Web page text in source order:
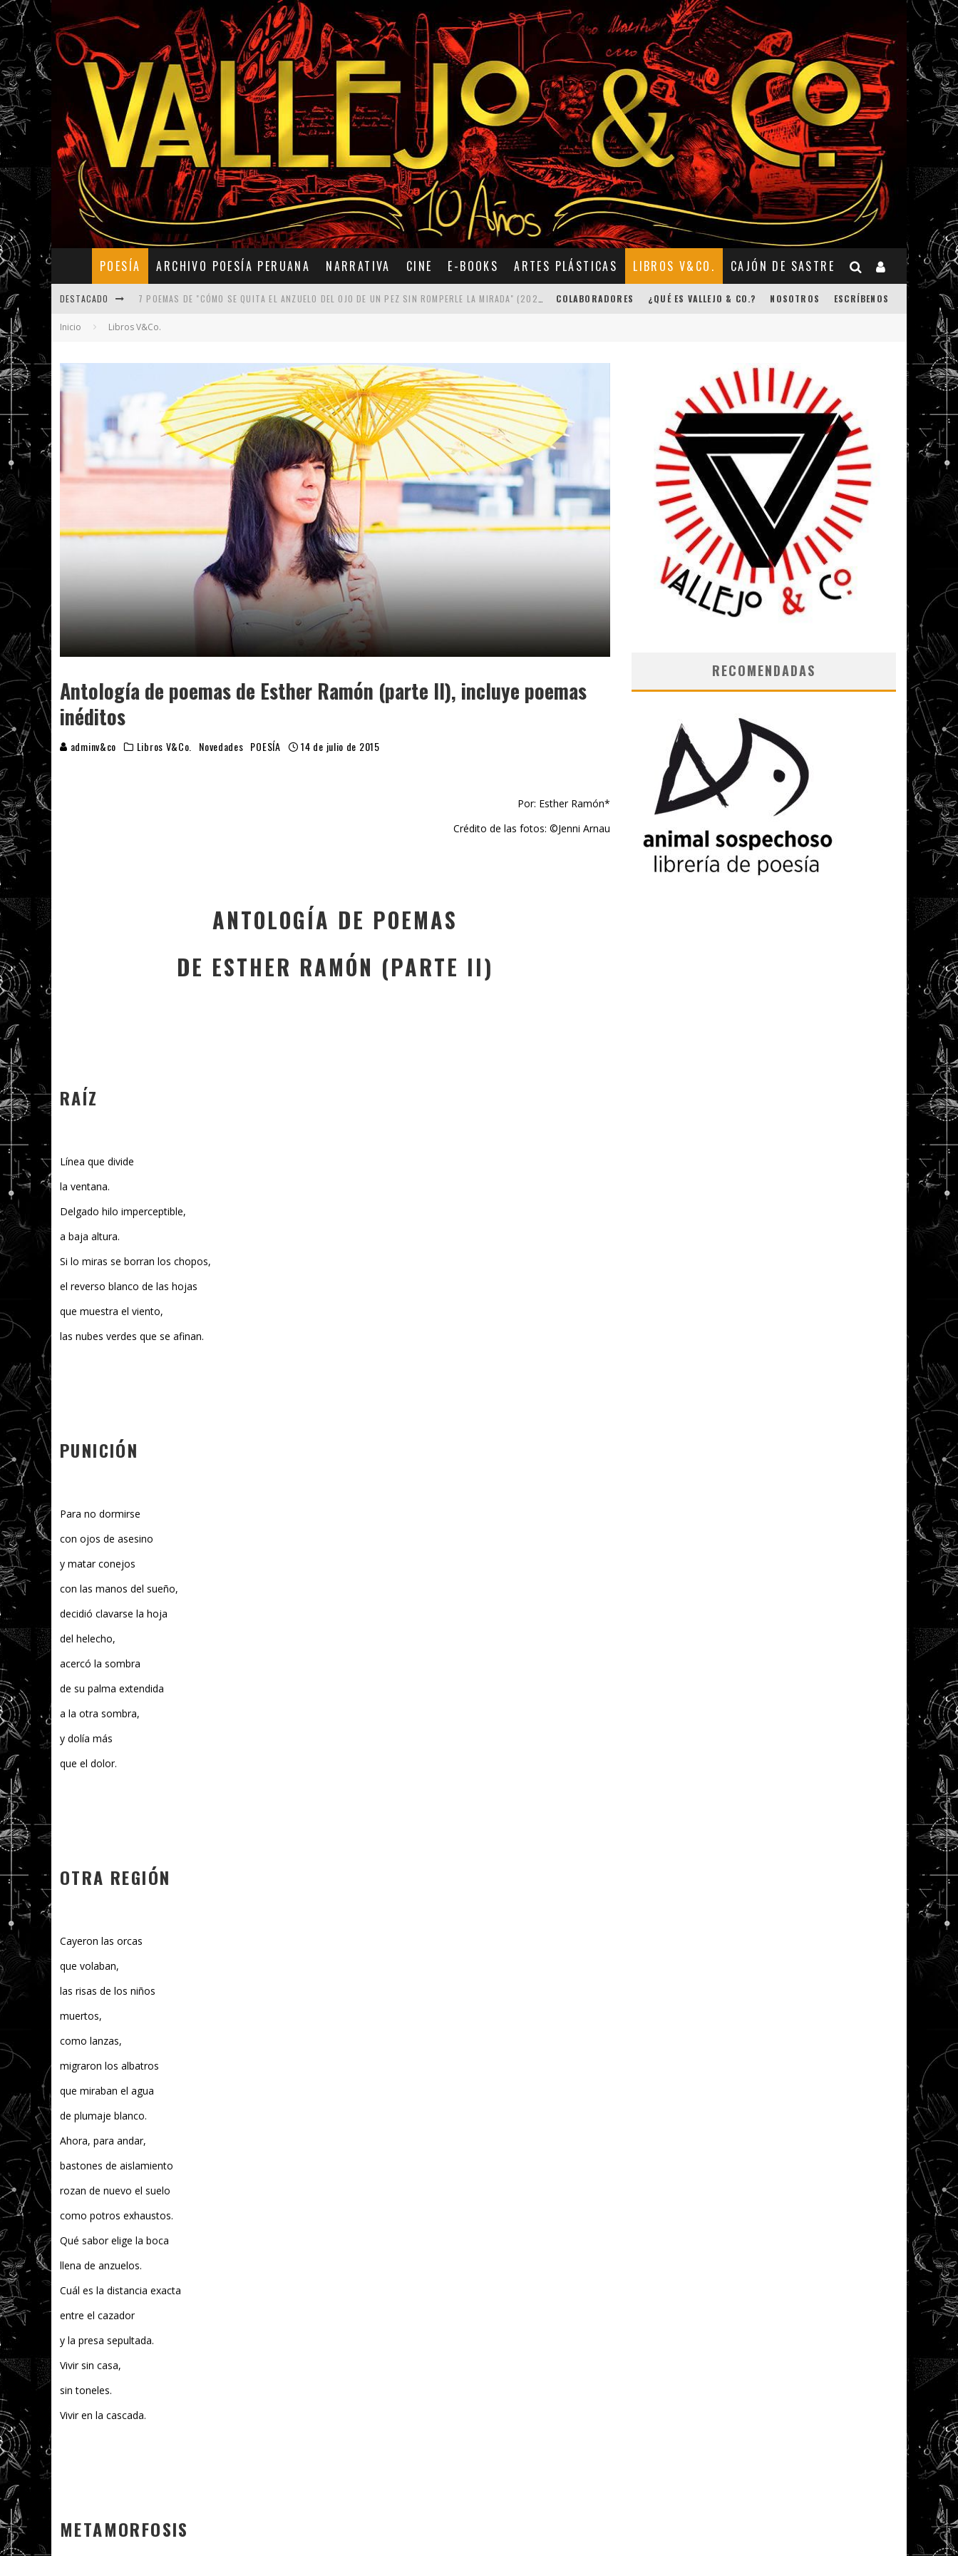
POESÍA ARCHIVO POESÍA PERUANA NARRATIVA CINE E-BOOKS ARTES PLÁSTICAS LIBROS V&CO. CAJÓN DE SASTRE
DESTACADO
5 POEMAS DE "NUNCA DE MÍ TU ESPEJISMO" (2025), DE ROMINA SILMAN
¡GRACIAS Y ADIÓS!, "VALLEJO & CO." SE DESPIDE
COLABORADORES ¿QUÉ ES VALLEJO & CO.? NOSOTROS ESCRÍBENOS
Inicio Libros V&Co.
Antología de poemas de Esther Ramón (parte II), incluye poemas
inéditos
adminv&co Libros V&Co. Novedades POESÍA 14 de julio de 2015
Por: Esther Ramón*
Crédito de las fotos: ©Jenni Arnau
ANTOLOGÍA DE POEMAS
DE ESTHER RAMÓN (PARTE II)
RAÍZ
Línea que divide
la ventana.
Delgado hilo imperceptible,
a baja altura.
Si lo miras se borran los chopos,
el reverso blanco de las hojas
que muestra el viento,
las nubes verdes que se afinan.
PUNICIÓN
Para no dormirse
con ojos de asesino
y matar conejos
con las manos del sueño,
decidió clavarse la hoja
del helecho,
acercó la sombra
de su palma extendida
a la otra sombra,
y dolía más
que el dolor.
OTRA REGIÓN
Cayeron las orcas
que volaban,
las risas de los niños
muertos,
como lanzas,
migraron los albatros
que miraban el agua
de plumaje blanco.
Ahora, para andar,
bastones de aislamiento
rozan de nuevo el suelo
como potros exhaustos.
Qué sabor elige la boca
llena de anzuelos.
Cuál es la distancia exacta
entre el cazador
y la presa sepultada.
Vivir sin casa,
sin toneles.
Vivir en la cascada.
METAMORFOSIS
RECOMENDADAS